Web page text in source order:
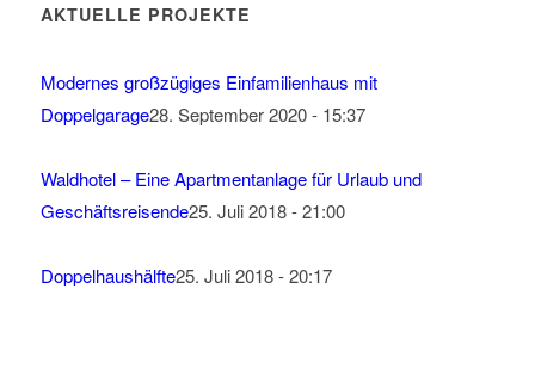
AKTUELLE PROJEKTE
Modernes großzügiges Einfamilienhaus mit
Doppelgarage28. September 2020 - 15:37
Waldhotel – Eine Apartmentanlage für Urlaub und
Geschäftsreisende25. Juli 2018 - 21:00
Doppelhaushälfte25. Juli 2018 - 20:17